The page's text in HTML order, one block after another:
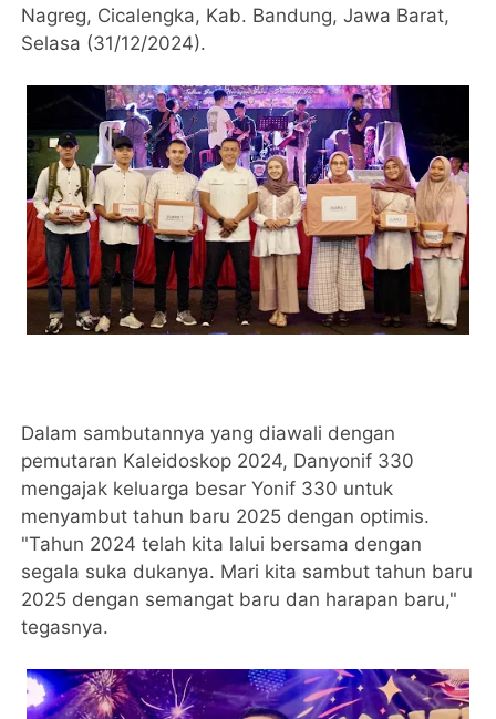
Nagreg, Cicalengka, Kab. Bandung, Jawa Barat,
Selasa (31/12/2024).
Dalam sambutannya yang diawali dengan
pemutaran Kaleidoskop 2024, Danyonif 330
mengajak keluarga besar Yonif 330 untuk
menyambut tahun baru 2025 dengan optimis.
"Tahun 2024 telah kita lalui bersama dengan
segala suka dukanya. Mari kita sambut tahun baru
2025 dengan semangat baru dan harapan baru,"
tegasnya.